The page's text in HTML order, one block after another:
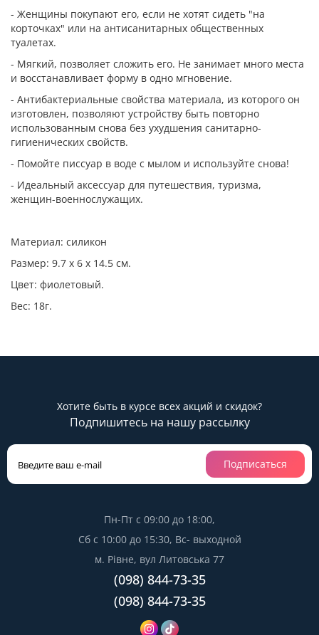
- Женщины покупают его, если не хотят сидеть "на
корточках" или на антисанитарных общественных
туалетах.
- Мягкий, позволяет сложить его. Не занимает много места
и восстанавливает форму в одно мгновение.
- Антибактериальные свойства материала, из которого он
изготовлен, позволяют устройству быть повторно
использованным снова без ухудшения санитарно-
гигиенических свойств.
- Помойте писсуар в воде с мылом и используйте снова!
- Идеальный аксессуар для путешествия, туризма,
женщин-военнослужащих.
Материал: силикон
Размер: 9.7 х 6 х 14.5 см.
Цвет: фиолетовый.
Вес: 18г.
Хотите быть в курсе всех акций и скидок?
Подпишитесь на нашу рассылку
Подписаться
Пн-Пт с 09:00 до 18:00,
Сб с 10:00 до 15:30, Вс- выходной
м. Рівне, вул Литовська 77
(098) 844-73-35
(098) 844-73-35